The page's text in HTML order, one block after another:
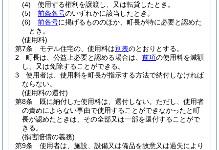
(4)
使用する権利を譲渡し、又は転貸したとき。
(5)
前条各号のいずれかに該当したとき。
(6)
前各号に掲げるもののほか、町長が特に必要と認めた
とき。
(使用料)
第7条
モデル住宅の、使用料は別表のとおりとする。
2
町長は、公益上必要と認める場合は、 前項の使用料を減額
し、又は免除することができる。
3
使用者は、使用料を町長が指示する方法で納付しなければ
ならない。
(使用料の還付)
第8条
既に納付した使用料は、還付しない。 ただし、使用者
の責めによらない事由で使用することができなかったと町
長が認めたときは、その全部又は一部を還付することがで
きる。
(損害賠償の義務)
第9条
使用者は、施設、設備又は備品を故意又は過失により